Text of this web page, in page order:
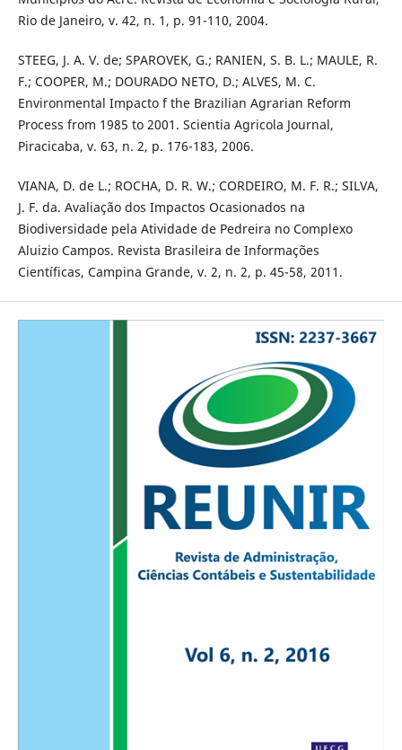
Rio de Janeiro, v. 42, n. 1, p. 91-110, 2004.
STEEG, J. A. V. de; SPAROVEK, G.; RANIEN, S. B. L.; MAULE, R.
F.; COOPER, M.; DOURADO NETO, D.; ALVES, M. C.
Environmental Impacto f the Brazilian Agrarian Reform
Process from 1985 to 2001. Scientia Agricola Journal,
Piracicaba, v. 63, n. 2, p. 176-183, 2006.
VIANA, D. de L.; ROCHA, D. R. W.; CORDEIRO, M. F. R.; SILVA,
J. F. da. Avaliação dos Impactos Ocasionados na
Biodiversidade pela Atividade de Pedreira no Complexo
Aluizio Campos. Revista Brasileira de Informações
Científicas, Campina Grande, v. 2, n. 2, p. 45-58, 2011.